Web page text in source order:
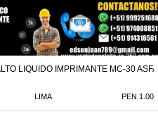
LIQUIDO IMPRIMANTE MC-30
LIMA PEN 1.00